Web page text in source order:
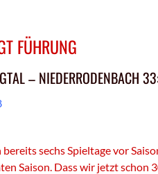
FÜHRUNG
– NIEDERRODENBACH
bereits sechs Spieltage vor
Saison. Dass wir jetzt schon